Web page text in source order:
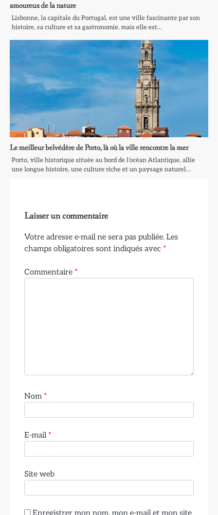
amoureux de la nature
Lisbonne, la capitale du Portugal, est une ville fascinante par son
histoire, sa culture et sa gastronomie, mais elle est…
Le meilleur belvédère de Porto, là où la ville rencontre la mer
Porto, ville historique située au bord de l’océan Atlantique, allie
une longue histoire, une culture riche et un paysage naturel…
Laisser un commentaire
Votre adresse e-mail ne sera pas publiée. Les
champs obligatoires sont indiqués avec *
Commentaire *
Nom *
E-mail *
Site web